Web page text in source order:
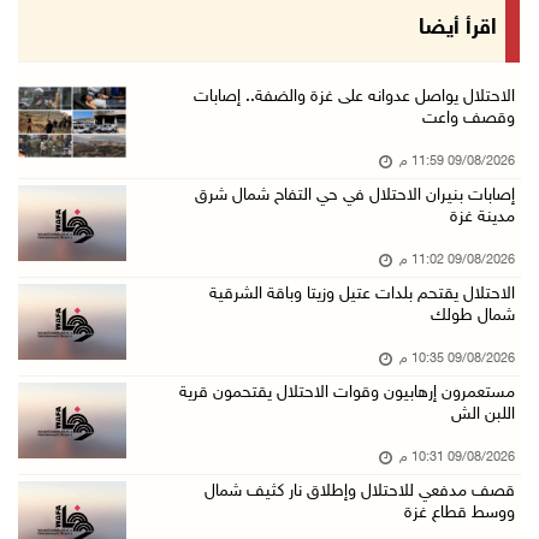
الصليب الأحمر يُسهل نقل 37 معتقلا أفرج عنهم إ ...
الاحتلال يقتحم برك سليمان جنوب بيت لحم
مستعمرون إرهابيون يهاجمون قرية المغير والاحتل ...
09/آب/2026 07:02 م
الجامعة العربية تنعى السفير دياب اللوح
09/آب/2026 05:28 م
ثلاث إصابات برصاص الاحتلال في مدينة خان يونس
09/آب/2026 04:45 م
اقرأ أيضا
الاحتلال يواصل عدوانه على غزة والضفة.. إصابات
وقصف واعت
09/08/2026 11:59 م
إصابات بنيران الاحتلال في حي التفاح شمال شرق
مدينة غزة
09/08/2026 11:02 م
الاحتلال يقتحم بلدات عتيل وزيتا وباقة الشرقية
شمال طولك
09/08/2026 10:35 م
مستعمرون إرهابيون وقوات الاحتلال يقتحمون قرية
اللبن الش
09/08/2026 10:31 م
قصف مدفعي للاحتلال وإطلاق نار كثيف شمال
ووسط قطاع غزة